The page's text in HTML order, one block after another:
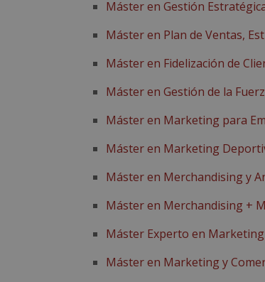
Máster en Gestión
Máster en Plan de Ventas,
Máster en Fidelización de
Máster en Gestión de la
Máster en Marketing para
Máster en Marketing
Máster en Merchandising y
Máster en Merchandising +
Máster Experto en
Máster en Marketing y